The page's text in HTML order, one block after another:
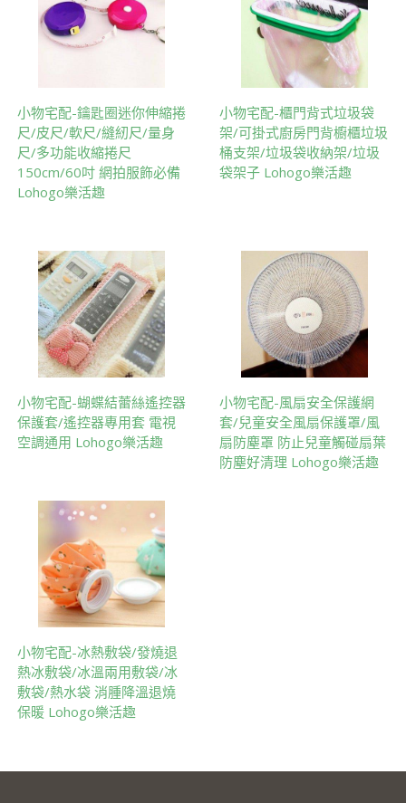
小物宅配-鑰匙圈迷你伸縮捲
尺/皮尺/軟尺/縫紉尺/量身
尺/多功能收縮捲尺
150cm/60吋 網拍服飾必備
Lohogo樂活趣
小物宅配-櫃門背式垃圾袋
架/可掛式廚房門背櫥櫃垃圾
桶支架/垃圾袋收納架/垃圾
袋架子 Lohogo樂活趣
小物宅配-蝴蝶結蕾絲遙控器
保護套/遙控器專用套 電視
空調通用 Lohogo樂活趣
小物宅配-風扇安全保護網
套/兒童安全風扇保護罩/風
扇防塵罩 防止兒童觸碰扇葉
防塵好清理 Lohogo樂活趣
小物宅配-冰熱敷袋/發燒退
熱冰敷袋/冰溫兩用敷袋/冰
敷袋/熱水袋 消腫降溫退燒
保暖 Lohogo樂活趣